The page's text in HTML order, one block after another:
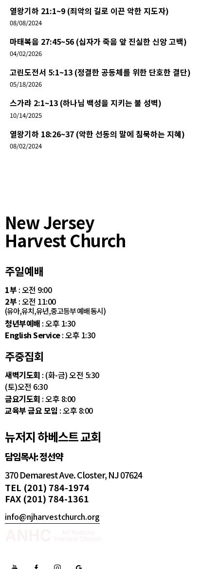
열왕기하 21:1~9 (죄악의 길로 이끈 악한 지도자)
08/08/2024
마태복음 27:45~56 (십자가 죽음 앞 진실한 신앙 고백)
04/02/2026
고린도전서 5:1~13 (정결한 공동체를 위한 단호한 결단)
05/18/2026
스가랴 2:1~13 (하나님 백성을 지키는 불 성벽)
10/14/2025
열왕기하 18:26~37 (악한 선동의 말에 침묵하는 지혜)
08/02/2024
New Jersey
Harvest Church
주일예배
1부 : 오전 9:00
2부 : 오전 11:00
(유아,유치,유년,중고등부 예배 동시)
청년부예배 : 오후 1:30
English Service: 오후 1:30
주중집회
새벽기도회 : (화-금) 오전 5:30
(토)오전 6:30
금요기도회 : 오후 8:00
교육부 금요 모임 : 오후 8:00
뉴저지 하베스트 교회
담임목사: 정선약
370 Demarest Ave. Closter, NJ 07624
TEL (201) 784-1974
FAX (201) 784-1361
info@njharvestchurch.org